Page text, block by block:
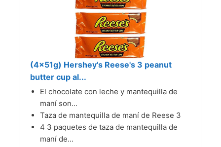
(4x51g) Hershey's Reese's 3 peanut
butter cup al...
El chocolate con leche y mantequilla de
maní son...
Taza de mantequilla de maní de Reese 3
4 3 paquetes de taza de mantequilla de
maní de...